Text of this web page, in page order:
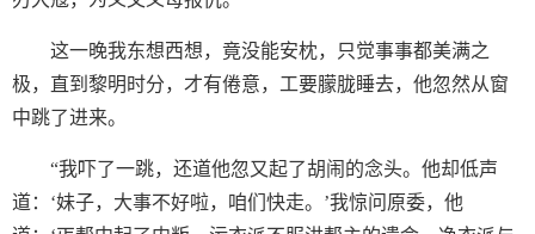
这一晚我东想西想，竟没能安枕，只觉事事都美满之
极，直到黎明时分，才有倦意，工要朦胧睡去，他忽然从窗
中跳了进来。
“我吓了一跳，还道他忽又起了胡闹的念头。他却低声
道：‘妹子，大事不好啦，咱们快走。’我惊问原委，他